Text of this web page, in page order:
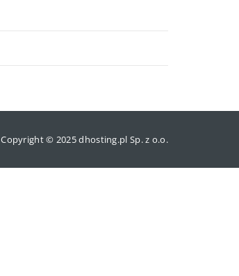
Copyright © 2025 dhosting.pl Sp. z o.o.